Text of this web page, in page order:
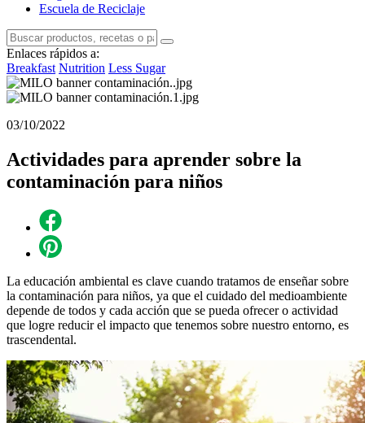
Escuela de Reciclaje
Enlaces rápidos a:
Breakfast Nutrition Less Sugar
03/10/2022
Actividades para aprender sobre la
contaminación para niños
La educación ambiental es clave cuando tratamos de enseñar sobre
la contaminación para niños, ya que el cuidado del medioambiente
depende de todos y cada acción que se pueda ofrecer o actividad
que logre reducir el impacto que tenemos sobre nuestro entorno, es
trascendental.